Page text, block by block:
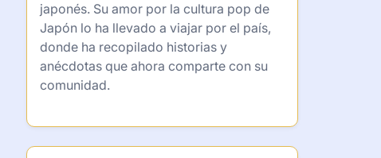
japonés. Su amor por la cultura pop de
Japón lo ha llevado a viajar por el país,
donde ha recopilado historias y
anécdotas que ahora comparte con su
comunidad.